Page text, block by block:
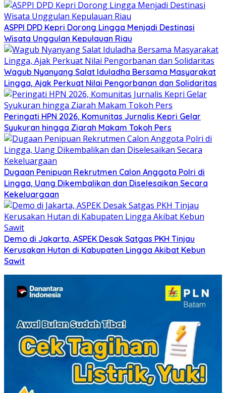
ASPPI DPD Kepri Dorong Lingga Menjadi Destinasi
Wisata Unggulan Kepulauan Riau
Wagub Nyanyang Salat Iduladha Bersama Masyarakat
Lingga, Ajak Perkuat Nilai Pengorbanan dan Solidaritas
Peringati HPN 2026, Komunitas Jurnalis Kepri Gelar
Syukuran hingga Ziarah Makam Tokoh Pers
Dugaan Penipuan Rekrutmen Calon Anggota Polri di
Lingga, Uang Dikembalikan dan Diselesaikan Secara
Kekeluargaan
Demo di Jakarta, ASPEK Desak Satgas PKH Tinjau
Kerusakan Hutan di Kabupaten Lingga Akibat Kebun
Sawit